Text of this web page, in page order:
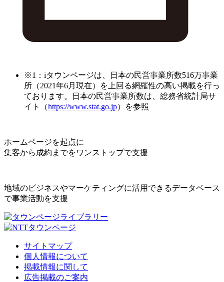
※1：iタウンページは、日本の民営事業所数516万事業
所（2021年6月現在）を上回る網羅性の高い掲載を行っ
ております。日本の民営事業所数は、総務省統計局サ
イト（https://www.stat.go.jp）を参照
ホームページを起点に
集客から成約までをワンストップで支援
地域のビジネスやマーケティングに活用できるデータベース
で事業活動を支援
サイトマップ
個人情報について
掲載情報に関して
広告掲載のご案内